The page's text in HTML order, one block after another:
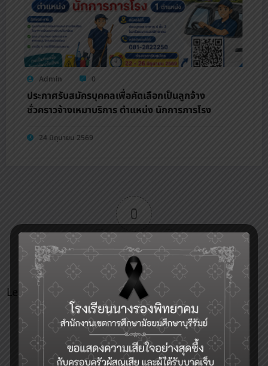
Admin 0
ประกาศรับสมัครบุคคลเพื่อคัดเลือกเป็นลูกจ้าง
ชั่วคราวจ้างเหมาบริการ ตำแหน่ง นักการภารโรง
24 มิถุนายน 2569
0
Article Rating
Leave a Reply